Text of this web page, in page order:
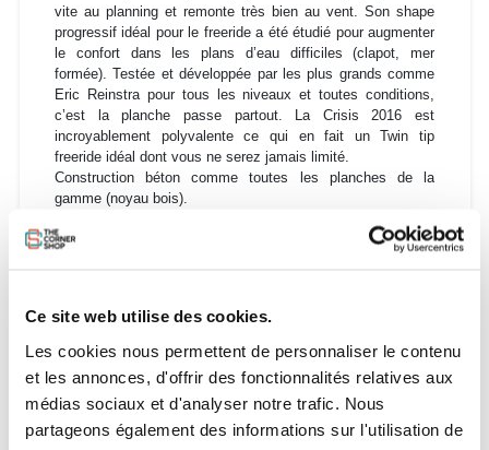
Ce site web utilise des cookies.
Les cookies nous permettent de personnaliser le contenu
et les annonces, d'offrir des fonctionnalités relatives aux
médias sociaux et d'analyser notre trafic. Nous
partageons également des informations sur l'utilisation de
vite au planning et remonte très bien au vent. Son shape
progressif idéal pour le freeride a été étudié pour augmenter
le confort dans les plans d’eau difficiles (clapot, mer
formée). Testée et développée par les plus grands comme
Eric Reinstra pour tous les niveaux et toutes conditions,
c’est la planche passe partout. La Crisis 2016 est
incroyablement polyvalente ce qui en fait un Twin tip
freeride idéal dont vous ne serez jamais limité.
Construction béton comme toutes les planches de la
gamme (noyau bois).
Cette planche conviendra du plus débutant au confirmé
son conté progressif, elle ne vous limitera jamais dans
votre progression!
Taille :
134x40,5cm (jusqu'à 70kgs)
137x41cm